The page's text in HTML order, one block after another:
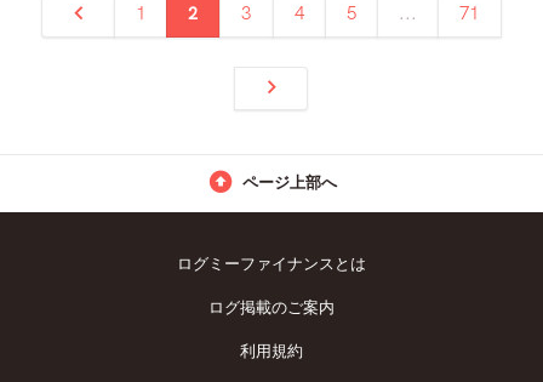
1 2 3 4 5 ... 71
ページ上部へ
ログミーファイナンスとは
ログ掲載のご案内
利用規約